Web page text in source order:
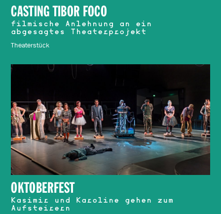
CASTING TIBOR FOCO
filmische Anlehnung an ein
abgesagtes Theaterprojekt
Theaterstück
OKTOBERFEST
Kasimir und Karoline gehen zum
Aufsteirern